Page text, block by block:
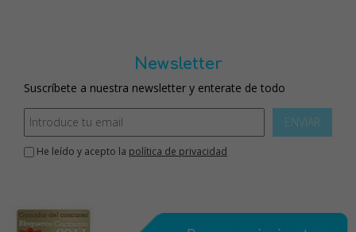
Newsletter
Suscríbete a nuestra newsletter y enterate de todo
ENVIAR
He leído y acepto la política de privacidad